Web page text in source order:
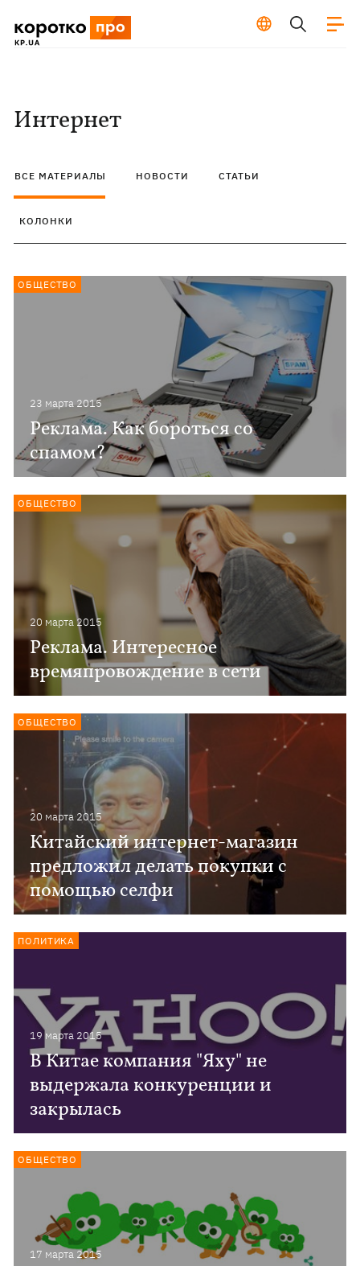
Интернет
ВСЕ МАТЕРИАЛЫ НОВОСТИ СТАТЬИ
КОЛОНКИ
23 марта 2015
Реклама. Как бороться со
спамом?
ОБЩЕСТВО
20 марта 2015
Реклама. Интересное
времяпровождение в сети
ОБЩЕСТВО
20 марта 2015
Китайский интернет-магазин
предложил делать покупки с
помощью селфи
ОБЩЕСТВО
19 марта 2015
В Китае компания "Яху" не
выдержала конкуренции и
закрылась
ПОЛИТИКА
17 марта 2015
ОБЩЕСТВО